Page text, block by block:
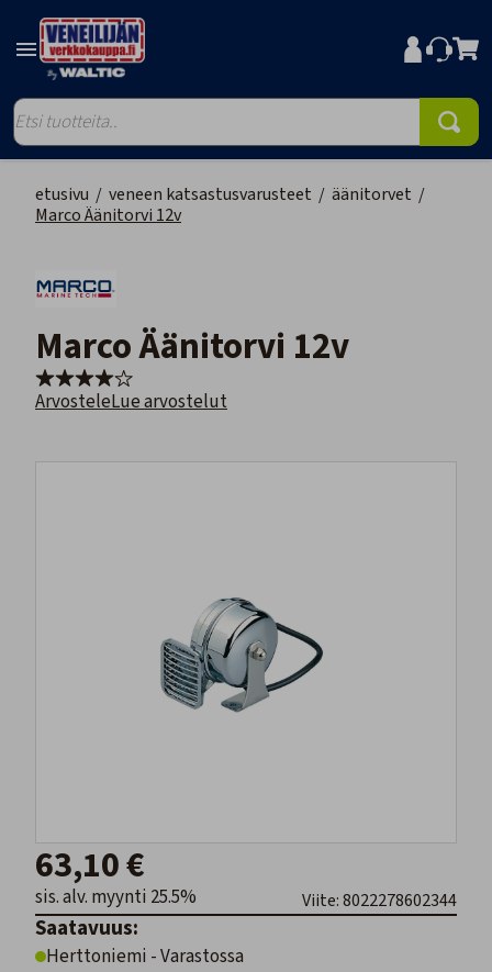
etusivu / veneen katsastusvarusteet / äänitorvet /
Marco Äänitorvi 12v
Marco Äänitorvi 12v
ArvosteleLue arvostelut
63,10 €
sis. alv. myynti 25.5% Viite: 8022278602344
Saatavuus:
Herttoniemi - Varastossa